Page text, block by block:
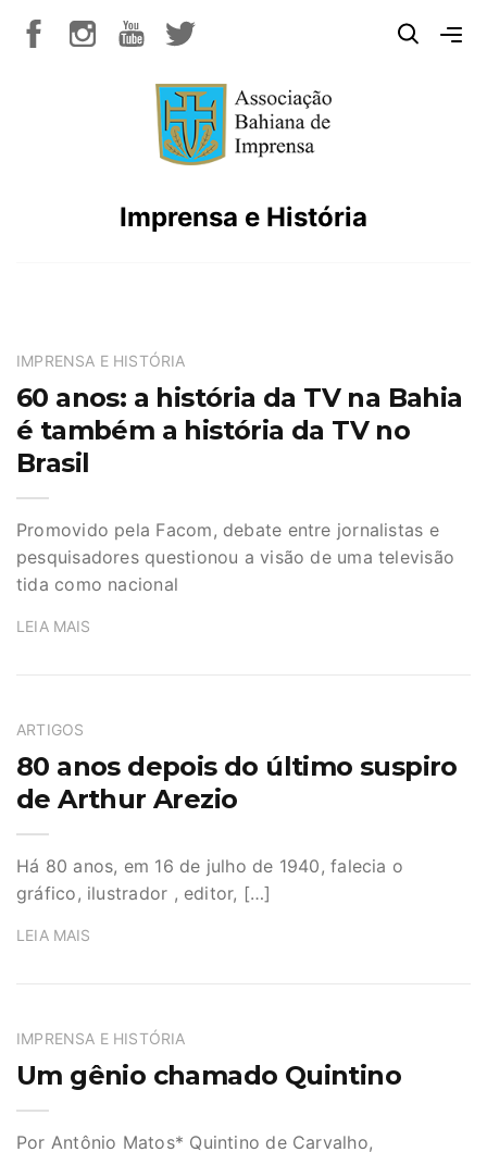
Imprensa e História
IMPRENSA E HISTÓRIA
60 anos: a história da TV na Bahia
é também a história da TV no
Brasil
Promovido pela Facom, debate entre jornalistas e
pesquisadores questionou a visão de uma televisão
tida como nacional
LEIA MAIS
ARTIGOS
80 anos depois do último suspiro
de Arthur Arezio
Há 80 anos, em 16 de julho de 1940, falecia o
gráfico, ilustrador , editor, […]
LEIA MAIS
IMPRENSA E HISTÓRIA
Um gênio chamado Quintino
Por Antônio Matos* Quintino de Carvalho,